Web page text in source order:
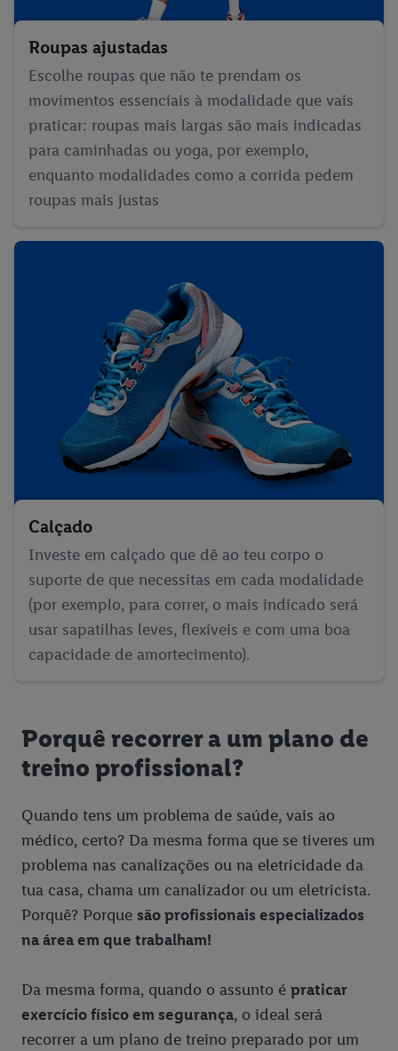
Roupas ajustadas
Escolhe roupas que não te prendam os
movimentos essenciais à modalidade que vais
praticar: roupas mais largas são mais indicadas
para caminhadas ou yoga, por exemplo,
enquanto modalidades como a corrida pedem
roupas mais justas
Calçado
Investe em calçado que dê ao teu corpo o
suporte de que necessitas em cada modalidade
(por exemplo, para correr, o mais indicado será
usar sapatilhas leves, flexíveis e com uma boa
capacidade de amortecimento).
Porquê recorrer a um plano de
treino profissional?
Quando tens um problema de saúde, vais ao
médico, certo? Da mesma forma que se tiveres um
problema nas canalizações ou na eletricidade da
tua casa, chama um canalizador ou um eletricista.
Porquê? Porque são profissionais especializados
na área em que trabalham!
Da mesma forma, quando o assunto é praticar
exercício físico em segurança, o ideal será
recorrer a um plano de treino preparado por um